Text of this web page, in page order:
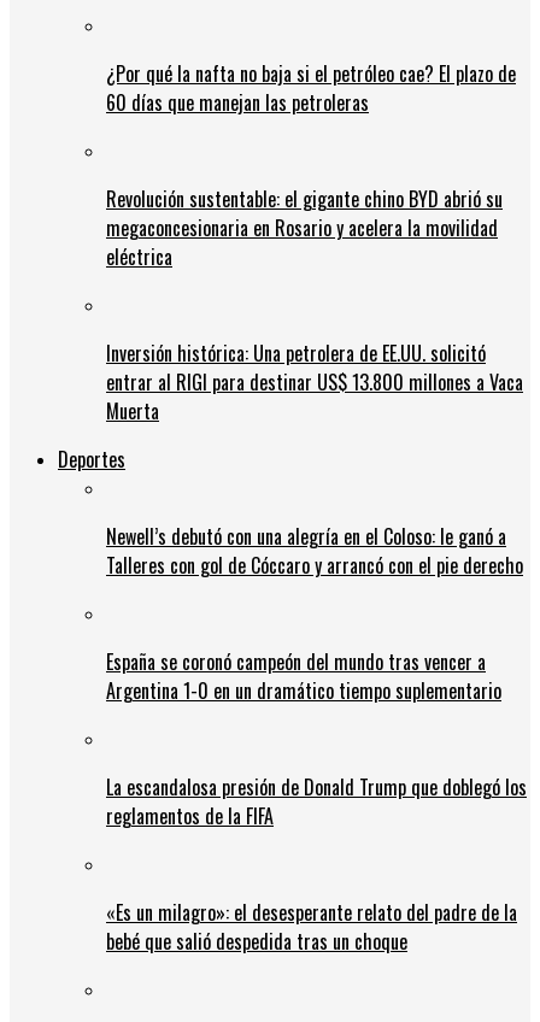
¿Por qué la nafta no baja si el petróleo cae? El plazo de
60 días que manejan las petroleras
Revolución sustentable: el gigante chino BYD abrió su
megaconcesionaria en Rosario y acelera la movilidad
eléctrica
Inversión histórica: Una petrolera de EE.UU. solicitó
entrar al RIGI para destinar US$ 13.800 millones a Vaca
Muerta
Deportes
Newell’s debutó con una alegría en el Coloso: le ganó a
Talleres con gol de Cóccaro y arrancó con el pie derecho
España se coronó campeón del mundo tras vencer a
Argentina 1-0 en un dramático tiempo suplementario
La escandalosa presión de Donald Trump que doblegó los
reglamentos de la FIFA
«Es un milagro»: el desesperante relato del padre de la
bebé que salió despedida tras un choque